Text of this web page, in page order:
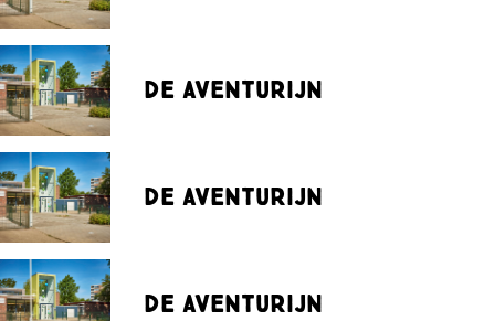
De Aventurijn
De Aventurijn
De Aventurijn